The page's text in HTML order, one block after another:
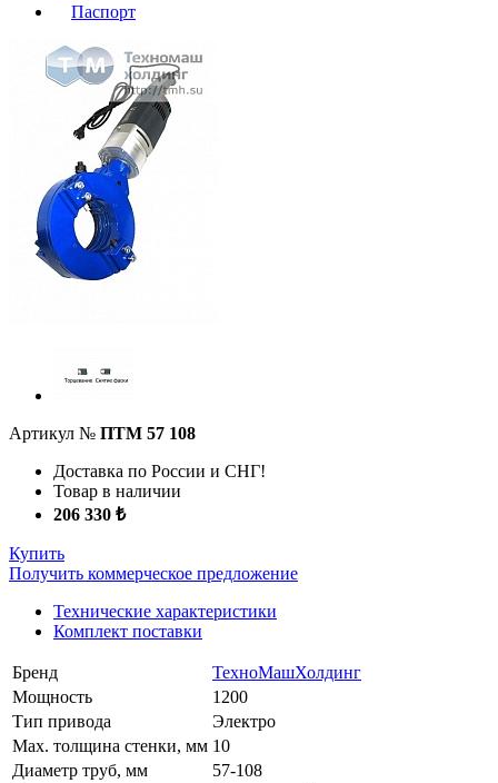
Паспорт
Артикул № ПТМ 57 108
Доставка по России и СНГ!
Товар в наличии
206 330 ₺
Купить
Получить коммерческое предложение
Технические характеристики
Комплект поставки
Бренд
ТехноМашХолдинг
Мощность
1200
Тип привода
Электро
Маx. толщина стенки, мм 10
Диаметр труб, мм
57-108